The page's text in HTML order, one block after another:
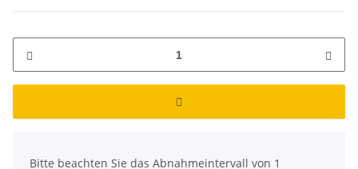
Bitte beachten Sie das Abnahmeintervall von 1